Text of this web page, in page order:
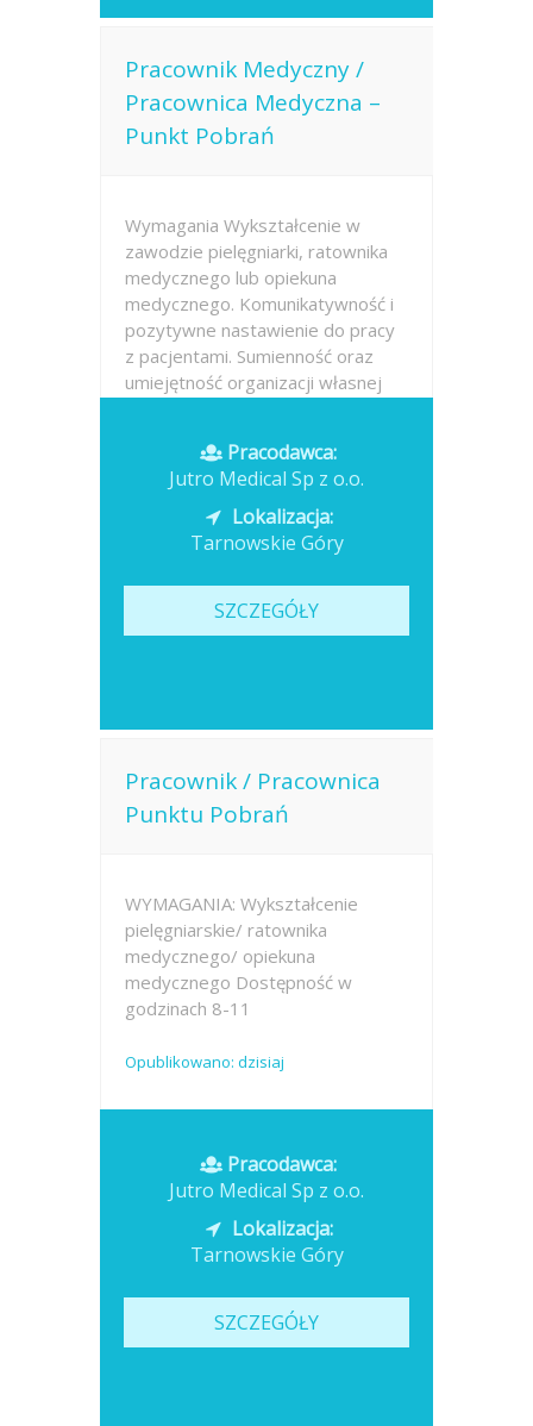
Pracownik Medyczny /
Pracownica Medyczna –
Punkt Pobrań
Wymagania Wykształcenie w
zawodzie pielęgniarki, ratownika
medycznego lub opiekuna
medycznego. Komunikatywność i
pozytywne nastawienie do pracy
z pacjentami. Sumienność oraz
umiejętność organizacji własnej
Opublikowano: dzisiaj
Pracodawca:
Jutro Medical Sp z o.o.
Lokalizacja:
Tarnowskie Góry
SZCZEGÓŁY
Pracownik / Pracownica
Punktu Pobrań
WYMAGANIA: Wykształcenie
pielęgniarskie/ ratownika
medycznego/ opiekuna
medycznego Dostępność w
godzinach 8-11
Opublikowano: dzisiaj
Pracodawca:
Jutro Medical Sp z o.o.
Lokalizacja:
Tarnowskie Góry
SZCZEGÓŁY